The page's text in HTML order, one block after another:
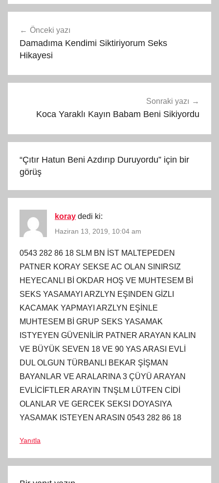
gezinmesi
Önceki yazı
Damadıma Kendimi Siktiriyorum Seks
Hikayesi
Sonraki yazı
Koca Yaraklı Kayın Babam Beni Sikiyordu
“Çıtır Hatun Beni Azdırıp Duruyordu” için bir
görüş
koray dedi ki:
Haziran 13, 2019, 10:04 am
0543 282 86 18 SLM BN İST MALTEPEDEN
PATNER KORAY SEKSE AC OLAN SINIRSIZ
HEYECANLI Bİ OKDAR HOŞ VE MUHTESEM Bİ
SEKS YASAMAYI ARZLYN EŞINDEN GİZLI
KACAMAK YAPMAYI ARZLYN EŞİNLE
MUHTESEM Bİ GRUP SEKS YASAMAK
ISTYEYEN GÜVENİLİR PATNER ARAYAN KALIN
VE BÜYÜK SEVEN 18 VE 90 YAS ARASI EVLİ
DUL OLGUN TÜRBANLI BEKAR ŞİŞMAN
BAYANLAR VE ARALARINA 3 ÇÜYÜ ARAYAN
EVLİCİFTLER ARAYIN TNŞLM LÜTFEN CİDİ
OLANLAR VE GERCEK SEKSI DOYASIYA
YASAMAK ISTEYEN ARASIN 0543 282 86 18
Yanıtla